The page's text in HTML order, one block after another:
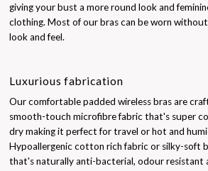
giving your bust a more round look and
clothing. Most of our bras can be worn
look and feel.
Luxurious fabrication
Our comfortable padded wireless bras are
smooth-touch microfibre fabric that's super
dry making it perfect for travel or hot and
Hypoallergenic cotton rich fabric or silky-soft
that's naturally anti-bacterial, odour resistant